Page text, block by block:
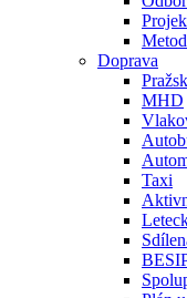
Doprava
MHD
Taxi